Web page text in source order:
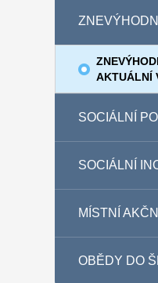
AKTUÁLNÍ
SOCIÁLNÍ
SOCIÁLNÍ
MÍSTNÍ
OBĚDY DO